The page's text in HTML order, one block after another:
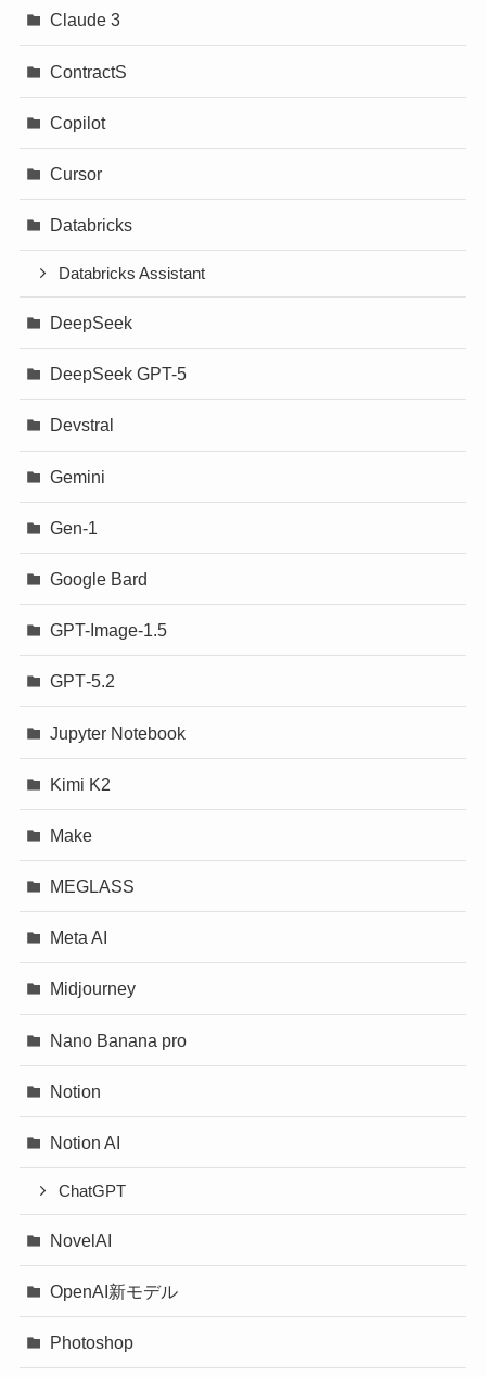
Claude 3
ContractS
Copilot
Cursor
Databricks
Databricks Assistant
DeepSeek
DeepSeek GPT-5
Devstral
Gemini
Gen-1
Google Bard
GPT-Image-1.5
GPT‐5.2
Jupyter Notebook
Kimi K2
Make
MEGLASS
Meta AI
Midjourney
Nano Banana pro
Notion
Notion AI
ChatGPT
NovelAI
OpenAI新モデル
Photoshop